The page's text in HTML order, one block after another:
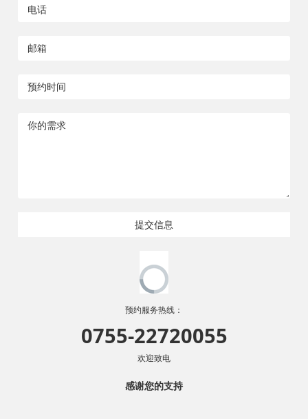
提交信息
预约服务热线：
0755-22720055
欢迎致电
感谢您的支持